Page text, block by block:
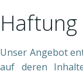
Unser Angebot
auf deren